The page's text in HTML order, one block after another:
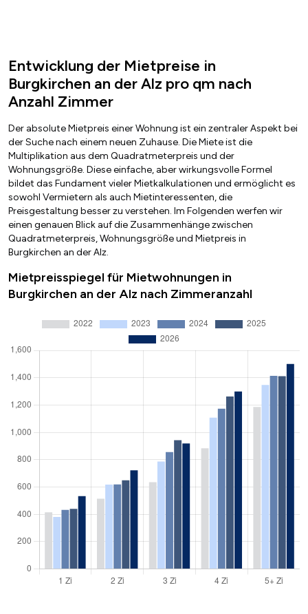
Entwicklung der Mietpreise in
Burgkirchen an der Alz pro qm nach
Anzahl Zimmer
Der absolute Mietpreis einer Wohnung ist ein zentraler Aspekt bei
der Suche nach einem neuen Zuhause. Die Miete ist die
Multiplikation aus dem Quadratmeterpreis und der
Wohnungsgröße. Diese einfache, aber wirkungsvolle Formel
bildet das Fundament vieler Mietkalkulationen und ermöglicht es
sowohl Vermietern als auch Mietinteressenten, die
Preisgestaltung besser zu verstehen. Im Folgenden werfen wir
einen genauen Blick auf die Zusammenhänge zwischen
Quadratmeterpreis, Wohnungsgröße und Mietpreis in
Burgkirchen an der Alz.
Mietpreisspiegel für Mietwohnungen in
Burgkirchen an der Alz nach Zimmeranzahl